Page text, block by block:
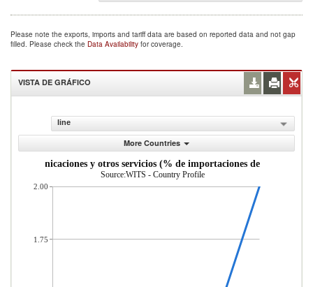
Please note the exports, imports and tariff data are based on reported data and not gap
filled. Please check the Data Availability for coverage.
VISTA DE GRÁFICO
line
More Countries
comunicaciones y otros servicios (% de importaciones de servicios
Source:WITS - Country Profile
2.00
1.75